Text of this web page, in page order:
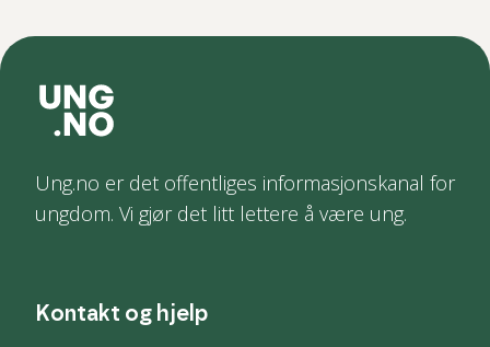
Ung.no er det offentliges informasjonskanal for
ungdom. Vi gjør det litt lettere å være ung.
Kontakt og hjelp